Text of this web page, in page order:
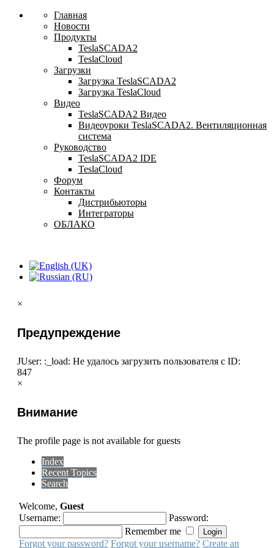
Главная
Новости
Продукты
TeslaSCADA2
TeslaCloud
Загрузки
Загрузка TeslaSCADA2
Загрузка TeslaCloud
Видео
TeslaSCADA2 Видео
Видеоуроки TeslaSCADA2. Вентиляционная
система
Руководство
TeslaSCADA2 IDE
TeslaCloud
Форум
Контакты
Дистрибьюторы
Интеграторы
ОБЛАКО
×
Предупреждение
JUser: :_load: Не удалось загрузить пользователя с ID:
847
×
Внимание
The profile page is not available for guests
Index
Recent Topics
Search
Welcome, Guest
Username:
Password:
Remember me
Forgot your password? Forgot your username? Create an